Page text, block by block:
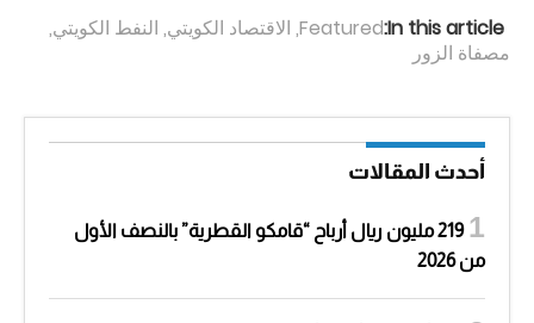
In this article:
Featured
, الاقتصاد الكويتي, النفط الكويتي,
مصفاة الزور
أحدث المقالات
219 مليون ريال أرباح “قامكو القطرية” بالنصف الأول
من 2026